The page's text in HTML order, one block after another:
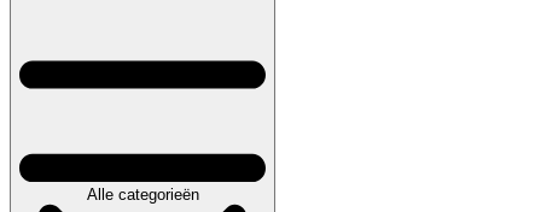
Alle categorieën